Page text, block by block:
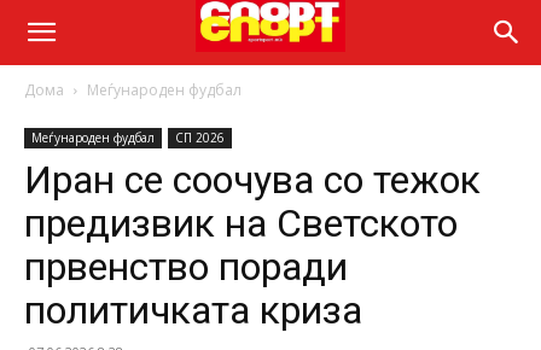
Дома Меѓународен фудбал
Меѓународен фудбал СП 2026
Иран се соочува со тежок
предизвик на Светското
првенство поради
политичката криза